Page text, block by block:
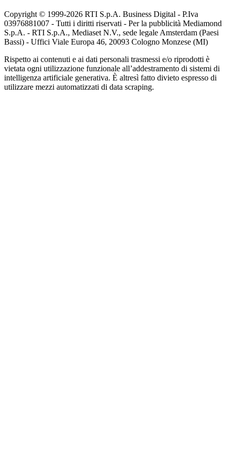
Copyright © 1999-2026 RTI S.p.A. Business Digital - P.Iva
03976881007 - Tutti i diritti riservati - Per la pubblicità Mediamond
S.p.A. - RTI S.p.A., Mediaset N.V., sede legale Amsterdam (Paesi
Bassi) - Uffici Viale Europa 46, 20093 Cologno Monzese (MI)
Rispetto ai contenuti e ai dati personali trasmessi e/o riprodotti è
vietata ogni utilizzazione funzionale all’addestramento di sistemi di
intelligenza artificiale generativa. È altresì fatto divieto espresso di
utilizzare mezzi automatizzati di data scraping.